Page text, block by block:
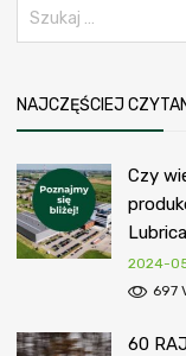
NAJCZĘŚCIEJ
Czy
2024-
697
60